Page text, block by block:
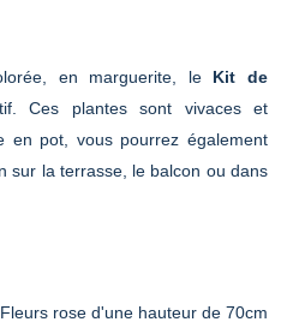
en marguerite, le Kit de
Ces plantes sont vivaces et
en pot, vous pourrez également
sur la terrasse, le balcon ou dans
rose d'une hauteur de 70cm